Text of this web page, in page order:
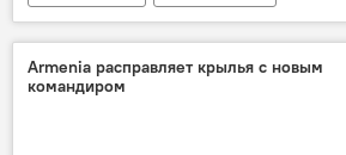
Armenia расправляет крылья с новым
командиром